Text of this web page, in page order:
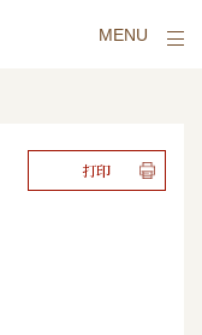
MENU
打印